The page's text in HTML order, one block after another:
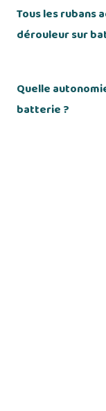
Tous les rubans
dérouleur sur
Quelle
batterie ?